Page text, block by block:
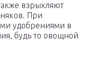
взрыхляют
При
удобрениями в
будь то овощной